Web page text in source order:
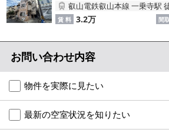
家族で住むならマンション？賃家？
一人暮らしの物件特集
ペット相談OKの賃貸！
特選物件
ハウスメーカー施工特集！
叡山電鉄叡山本線 一乗寺駅
賃 料 3.2万 間
お問い合わせ内容
物件を実際に見たい
最新の空室状況を知りたい